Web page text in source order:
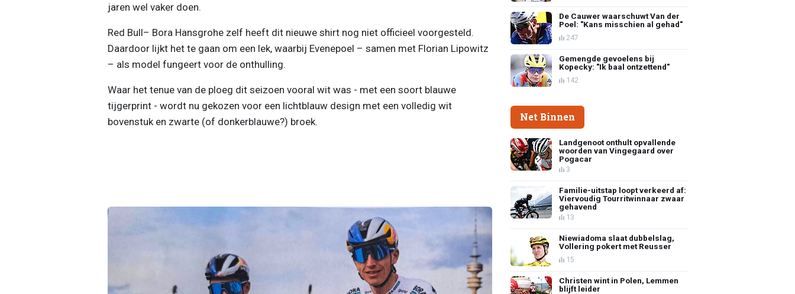
jaren wel vaker doen.
Red Bull– Bora Hansgrohe zelf heeft dit nieuwe shirt nog niet officieel voorgesteld.
Daardoor lijkt het te gaan om een lek, waarbij Evenepoel – samen met Florian Lipowitz
– als model fungeert voor de onthulling.
Waar het tenue van de ploeg dit seizoen vooral wit was - met een soort blauwe
tijgerprint - wordt nu gekozen voor een lichtblauw design met een volledig wit
bovenstuk en zwarte (of donkerblauwe?) broek.
De Cauwer waarschuwt Van der
Poel: "Kans misschien al gehad"
247
Gemengde gevoelens bij
Kopecky: "Ik baal ontzettend"
142
Net Binnen
Landgenoot onthult opvallende
woorden van Vingegaard over
Pogacar
3
Familie-uitstap loopt verkeerd af:
Viervoudig Tourritwinnaar zwaar
gehavend
13
Niewiadoma slaat dubbelslag,
Vollering pokert met Reusser
15
Christen wint in Polen, Lemmen
blijft leider